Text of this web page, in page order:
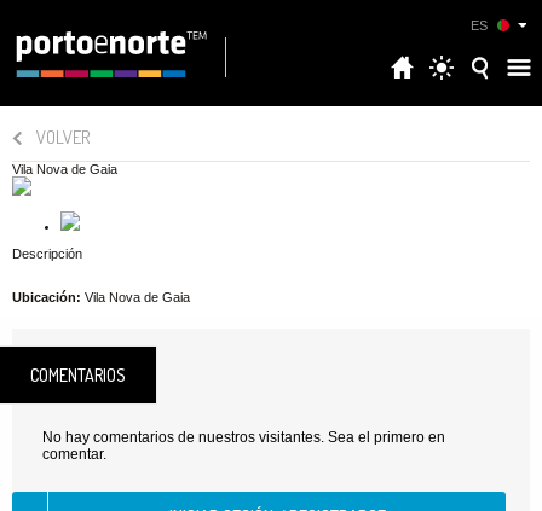
ES
VOLVER
Vila Nova de Gaia
Descripción
Ubicación: Vila Nova de Gaia
COMENTARIOS
No hay comentarios de nuestros visitantes. Sea el primero en
comentar.